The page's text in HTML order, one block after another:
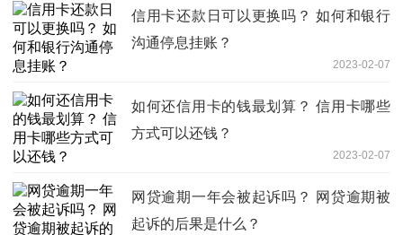
信用卡还款日可以更换吗？ 如何和银行
沟通停息挂账？
2023-02-07
如何还信用卡的钱最划算？ 信用卡哪些
方式可以还钱？
2023-02-07
网贷逾期一年会被起诉吗？ 网贷逾期被
起诉的后果是什么？